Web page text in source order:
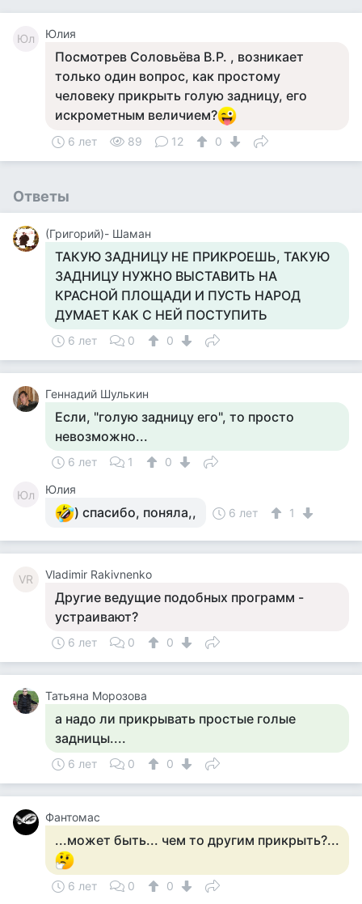
Юл Юлия
Посмотрев Соловьёва В.Р. , возникает
только один вопрос, как простому
человеку прикрыть голую задницу, его
искрометным величием?
6 лет 89 12 0
Ответы
(Григорий)- Шаман
ТАКУЮ ЗАДНИЦУ НЕ ПРИКРОЕШЬ, ТАКУЮ
ЗАДНИЦУ НУЖНО ВЫСТАВИТЬ НА
КРАСНОЙ ПЛОЩАДИ И ПУСТЬ НАРОД
ДУМАЕТ КАК С НЕЙ ПОСТУПИТЬ
6 лет 0 0
Геннадий Шулькин
Если, "голую задницу его", то просто
невозможно...
6 лет 1 0
Юл Юлия
) спасибо, поняла,, 6 лет 1
VR Vladimir Rakivnenko
Другие ведущие подобных программ -
устраивают?
6 лет 0 0
Татьяна Морозова
а надо ли прикрывать простые голые
задницы....
6 лет 0 0
Фантомас
...может быть... чем то другим прикрыть?...
6 лет 0 0